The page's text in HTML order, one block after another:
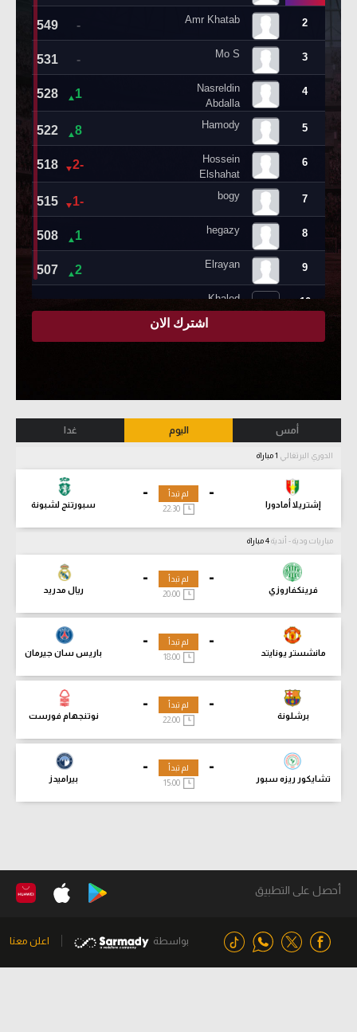
أمس اليوم غدا
الدوري البرتغالي
-
إشتريلا أمادورا
-
سبورتنج لشبونة
لم تبدأ
مباريات ودية - أندية
-
فرينكفاروزي
-
ريال مدريد
لم تبدأ
-
مانشستر يونايتد
-
باريس سان جيرمان
لم تبدأ
18:00
-
برشلونة
-
نوتنجهام فورست
لم تبدأ
-
تشايكور ريزه سبور
-
بيراميدز
لم تبدأ
15:00
أحصل على التطبيق
بواسطة اعلن معنا